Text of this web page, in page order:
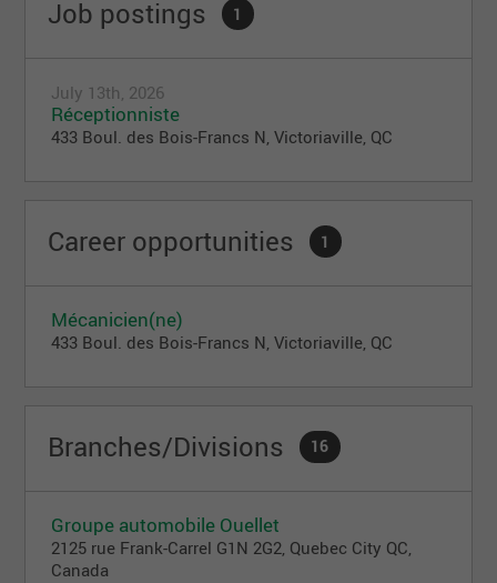
Job postings 1
July 13th, 2026
Réceptionniste
433 Boul. des Bois-Francs N, Victoriaville, QC
Career opportunities 1
Mécanicien(ne)
433 Boul. des Bois-Francs N, Victoriaville, QC
Branches/Divisions 16
Groupe automobile Ouellet
2125 rue Frank-Carrel G1N 2G2, Quebec City QC,
Canada